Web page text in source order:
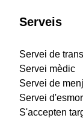
Serveis
Servei de
Servei mèdic
Servei de
Servei
S'accepten